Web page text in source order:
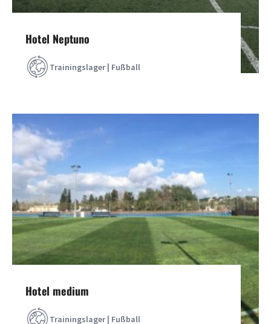
Hotel Neptuno
Trainingslager | Fußball
Hotel medium
Trainingslager | Fußball